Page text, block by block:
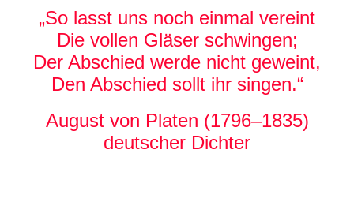
„So lasst uns noch einmal vereint
Die vollen Gläser schwingen;
Der Abschied werde nicht geweint,
Den Abschied sollt ihr singen.“
August von Platen (1796–1835)
deutscher Dichter